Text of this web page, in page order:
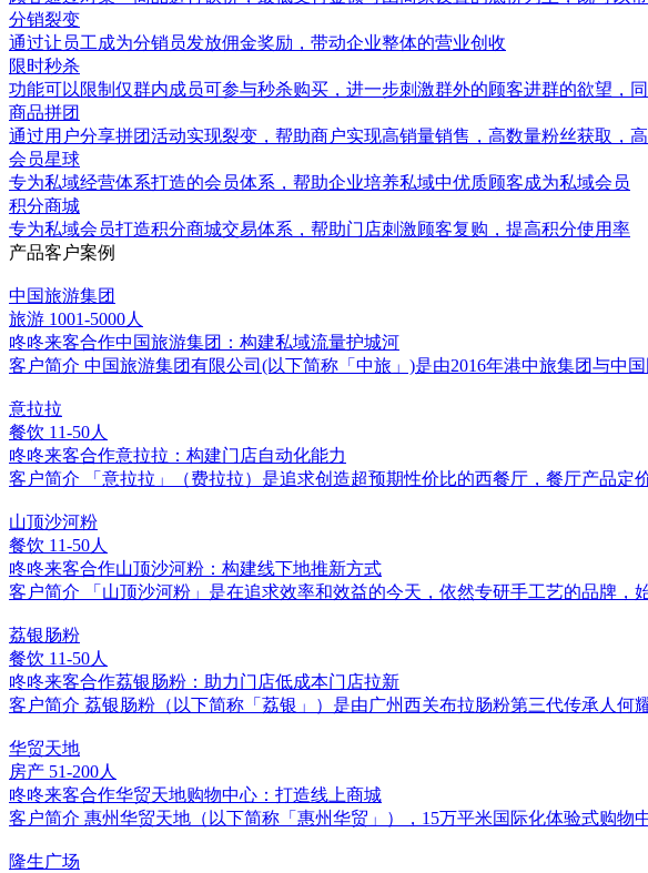
分销裂变
通过让员工成为分销员发放佣金奖励，带动企业整体的营业创收
限时秒杀
功能可以限制仅群内成员可参与秒杀购买，进一步刺激群外的顾客进群的欲望，
商品拼团
通过用户分享拼团活动实现裂变，帮助商户实现高销量销售，高数量粉丝获取，
会员星球
专为私域经营体系打造的会员体系，帮助企业培养私域中优质顾客成为私域会员
积分商城
专为私域会员打造积分商城交易体系，帮助门店刺激顾客复购，提高积分使用率
产品客户案例
中国旅游集团
旅游 1001-5000人
咚咚来客合作中国旅游集团：构建私域流量护城河
客户简介 中国旅游集团有限公司(以下简称「中旅」)是由2016年港中旅集团与中
意拉拉
餐饮 11-50人
咚咚来客合作意拉拉：构建门店自动化能力
客户简介 「意拉拉」（费拉拉）是追求创造超预期性价⽐的西餐厅，餐厅产品
山顶沙河粉
餐饮 11-50人
咚咚来客合作山顶沙河粉：构建线下地推新方式
客户简介 「山顶沙河粉」是在追求效率和效益的今天，依然专研手工艺的品牌
荔银肠粉
餐饮 11-50人
咚咚来客合作荔银肠粉：助力门店低成本门店拉新
客户简介 荔银肠粉（以下简称「荔银」）是由广州西关布拉肠粉第三代传承人
华贸天地
房产 51-200人
咚咚来客合作华贸天地购物中心：打造线上商城
客户简介 惠州华贸天地（以下简称「惠州华贸」），15万平米国际化体验式购
隆生广场